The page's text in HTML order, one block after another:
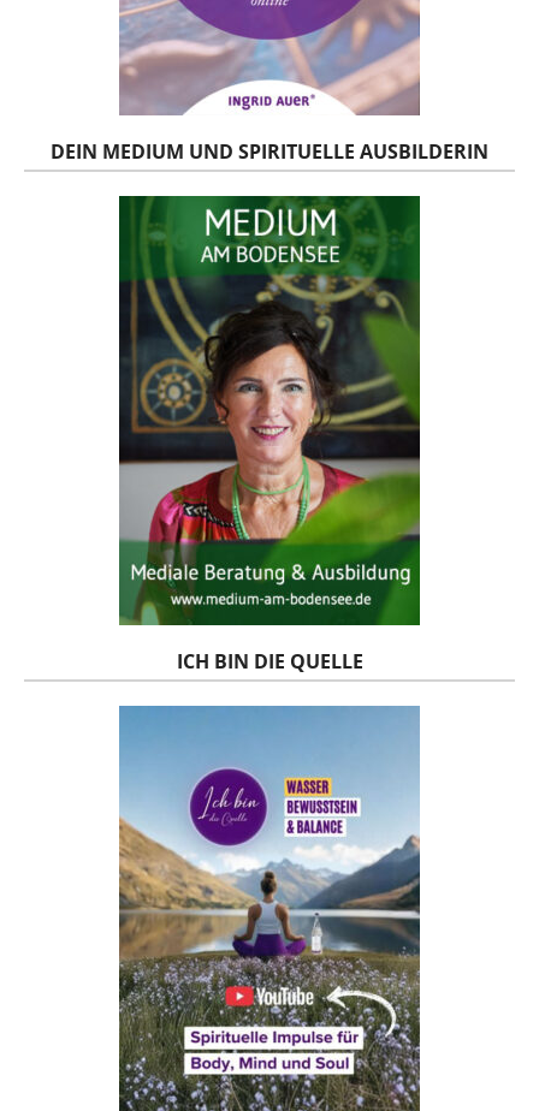
DEIN MEDIUM UND SPIRITUELLE AUSBILDERIN
ICH BIN DIE QUELLE